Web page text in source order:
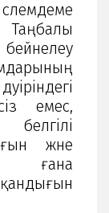
Таңбалы
емес,
және
ғана